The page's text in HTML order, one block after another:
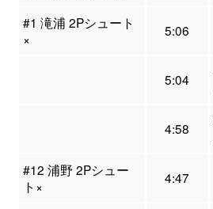
#1 滝浦 2Pシュート
×
5:06
5:04
4:58
#12 浦野 2Pシュー
ト×
4:47